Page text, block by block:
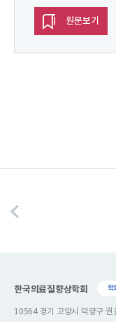
원문보기
한국의료질향상학회 학
10564 경기 고양시 덕양구